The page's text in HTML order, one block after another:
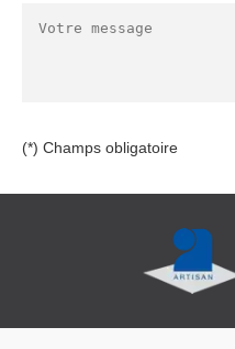
(*) Champs obligatoire